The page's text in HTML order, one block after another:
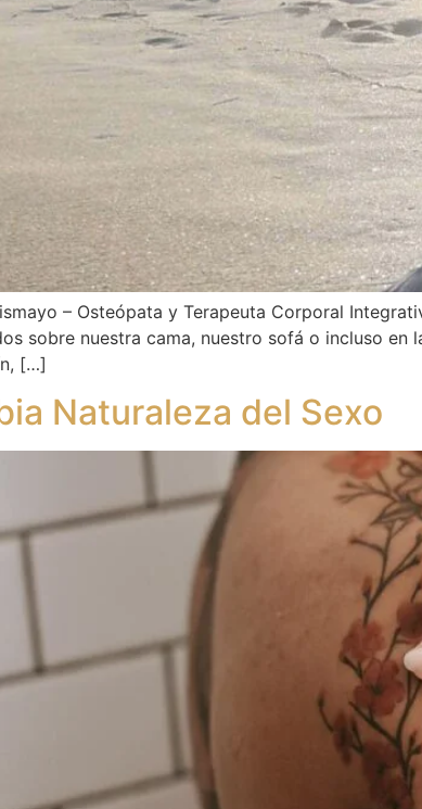
– Osteópata y Terapeuta Corporal
sobre nuestra cama, nuestro sofá o incluso
[…]
Naturaleza del Sexo